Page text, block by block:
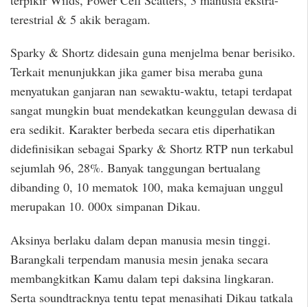
terestrial & 5 akik beragam.
Sparky & Shortz didesain guna menjelma benar berisiko.
Terkait menunjukkan jika gamer bisa meraba guna
menyatukan ganjaran nan sewaktu-waktu, tetapi terdapat
sangat mungkin buat mendekatkan keunggulan dewasa di
era sedikit. Karakter berbeda secara etis diperhatikan
didefinisikan sebagai Sparky & Shortz RTP nun terkabul
sejumlah 96, 28%. Banyak tanggungan bertualang
dibanding 0, 10 mematok 100, maka kemajuan unggul
merupakan 10. 000x simpanan Dikau.
Aksinya berlaku dalam depan manusia mesin tinggi.
Barangkali terpendam manusia mesin jenaka secara
membangkitkan Kamu dalam tepi daksina lingkaran.
Serta soundtracknya tentu tepat menasihati Dikau tatkala